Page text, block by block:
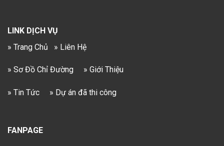
LINK DỊCH VỤ
» Trang Chủ
» Liên Hệ
» Sơ Đồ Chỉ Đường » Giới Thiệu
» Tin Tức » Dự án đã thi công
FANPAGE